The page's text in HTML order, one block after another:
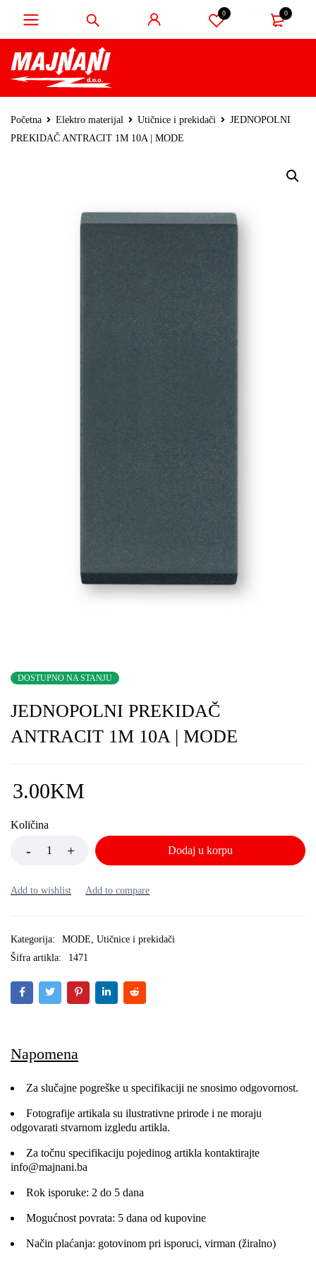
0 0
Početna Elektro materijal Utičnice i prekidači
JEDNOPOLNI
PREKIDAČ ANTRACIT 1M 10A | MODE
DOSTUPNO NA STANJU
JEDNOPOLNI PREKIDAČ
ANTRACIT 1M 10A | MODE
3.00KM
Količina
Dodaj u korpu
Kategorija: MODE Utičnice i prekidači
Šifra artikla:
1471
Napomena
Za slučajne pogreške u specifikaciji ne snosimo odgovornost.
Fotografije artikala su ilustrativne prirode i ne moraju
odgovarati stvarnom izgledu artikla.
Za točnu specifikaciju pojedinog artikla kontaktirajte
info@majnani.ba
Rok isporuke: 2 do 5 dana
Mogućnost povrata: 5 dana od kupovine
Način plaćanja: gotovinom pri isporuci, virman (žiralno)